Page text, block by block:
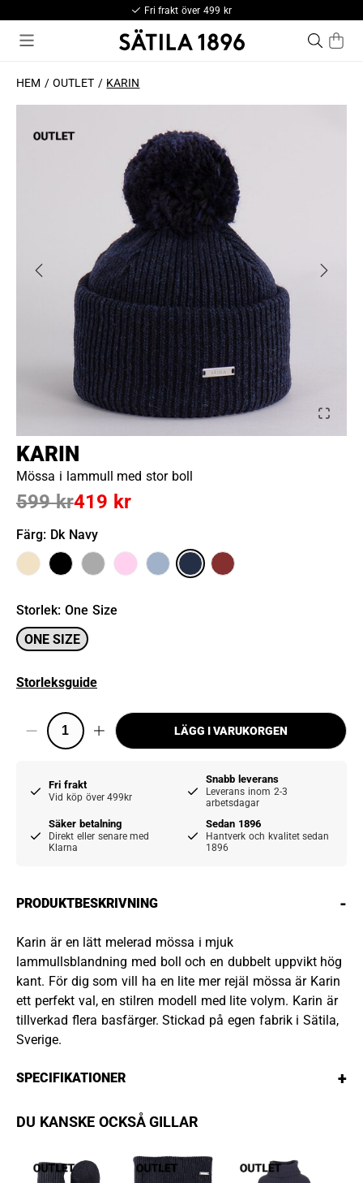
Fri frakt över 499 kr
HEM OUTLET KARIN
KARIN
Mössa i lammull med stor boll
419 kr
599 kr
Färg: Dk Navy
Storlek: One Size
ONE SIZE
Storleksguide
LÄGG I VARUKORGEN
Fri frakt
Vid köp över 499kr
Snabb leverans
Leverans inom 2-3
arbetsdagar
Säker betalning
Direkt eller senare med
Klarna
Sedan 1896
Hantverk och kvalitet sedan
1896
PRODUKTBESKRIVNING -
Karin är en lätt melerad mössa i mjuk
lammullsblandning med boll och en dubbelt uppvikt hög
kant. För dig som vill ha en lite mer rejäl mössa är Karin
ett perfekt val, en stilren modell med lite volym. Karin är
tillverkad flera basfärger. Stickad på egen fabrik i Sätila,
Sverige.
SPECIFIKATIONER +
DU KANSKE OCKSÅ GILLAR